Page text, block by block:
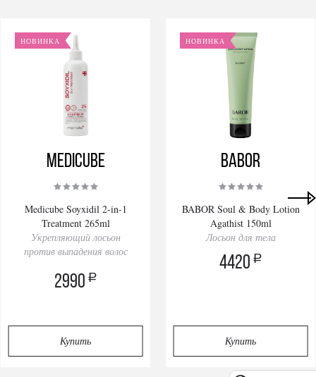
НОВИНКА
Medicube
Medicube Soyxidil 2-in-1
Treatment 265ml
Укрепляющий лосьон
против выпадения волос
2990 a
Купить
НОВИНКА
BABOR
BABOR Soul & Body Lotion
Agathist 150ml
Лосьон для тела
4420 a
Купить